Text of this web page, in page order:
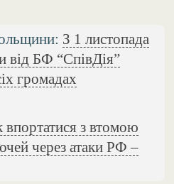
З 1 листопада
від БФ “СпівДія”
громадах
впортатися з втомою
через атаки РФ –